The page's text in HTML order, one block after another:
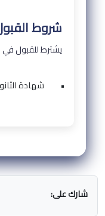
شروط
يشترط للقبول في
• شهادة
شارك على: